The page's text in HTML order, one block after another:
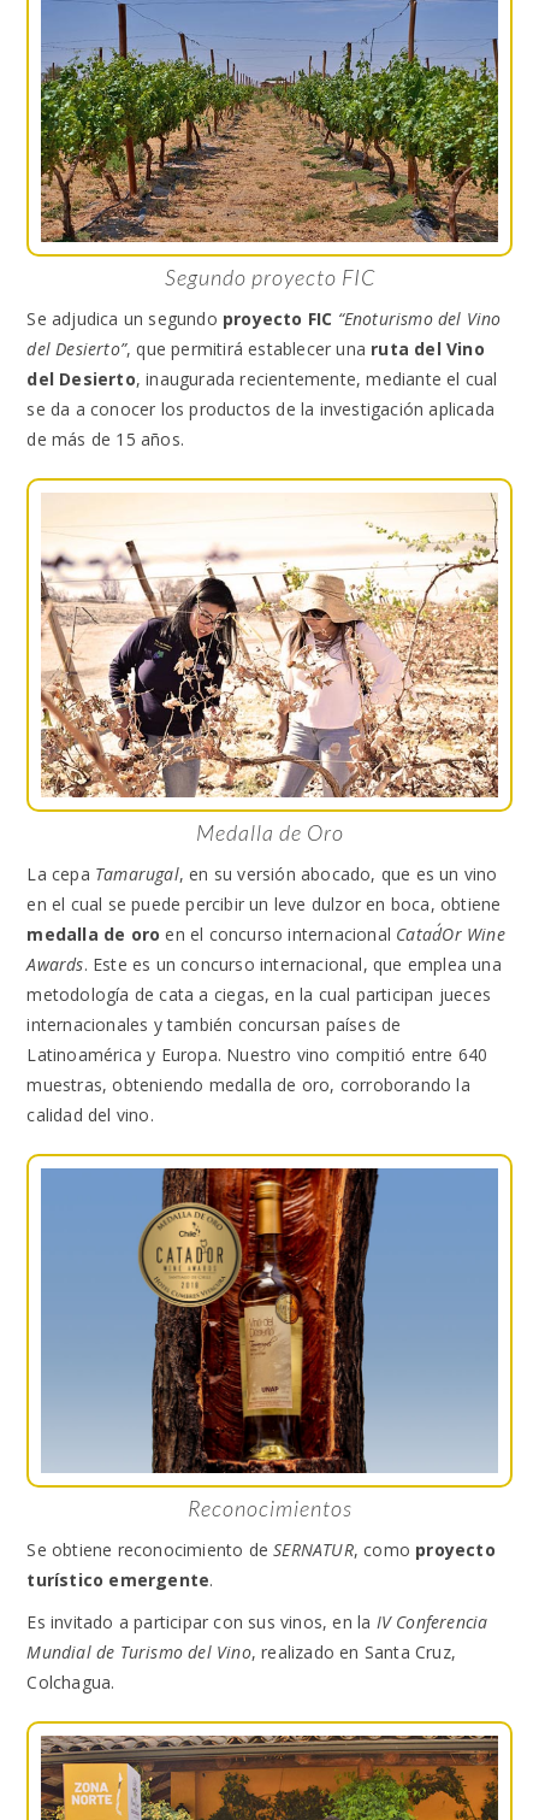
Segundo proyecto FIC
Se adjudica un segundo proyecto FIC “Enoturismo del Vino
del Desierto”, que permitirá establecer una ruta del Vino
del Desierto, inaugurada recientemente, mediante el cual
se da a conocer los productos de la investigación aplicada
de más de 15 años.
Medalla de Oro
La cepa Tamarugal, en su versión abocado, que es un vino
en el cual se puede percibir un leve dulzor en boca, obtiene
medalla de oro en el concurso internacional Catad´Or Wine
Awards. Este es un concurso internacional, que emplea una
metodología de cata a ciegas, en la cual participan jueces
internacionales y también concursan países de
Latinoamérica y Europa. Nuestro vino compitió entre 640
muestras, obteniendo medalla de oro, corroborando la
calidad del vino.
Reconocimientos
Se obtiene reconocimiento deSERNATUR, como proyecto
turístico emergente.
Es invitado a participar con sus vinos, en la IV Conferencia
Mundial de Turismo del Vino, realizado en Santa Cruz,
Colchagua.